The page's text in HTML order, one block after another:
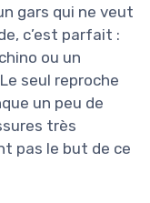
gars qui ne veut
c’est parfait :
ou un
seul reproche
un peu de
très
pas le but de ce